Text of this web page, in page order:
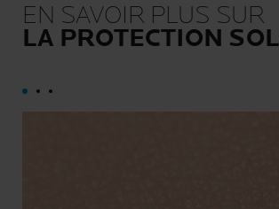
EN SAVOIR PLUS SUR
LA PROTECTION